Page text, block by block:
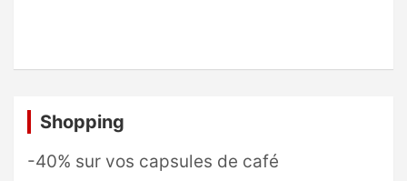
Shopping
-40% sur vos capsules de café